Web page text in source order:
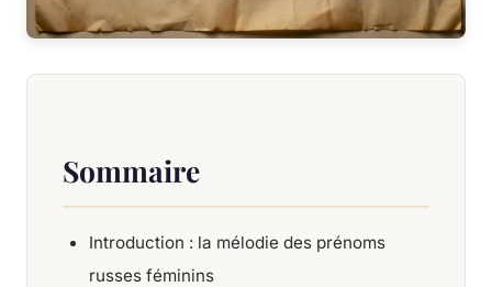
Sommaire
Introduction : la mélodie des prénoms
russes féminins